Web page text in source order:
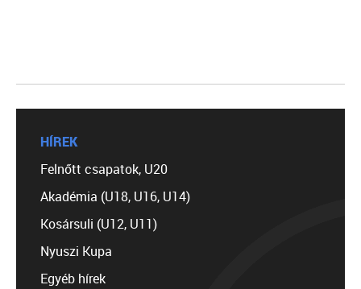
HÍREK
Felnőtt csapatok, U20
Akadémia (U18, U16, U14)
Kosársuli (U12, U11)
Nyuszi Kupa
Egyéb hírek